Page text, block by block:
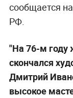
сообщается на
РФ.
"На 76-м году
скончался
Дмитрий
высокое